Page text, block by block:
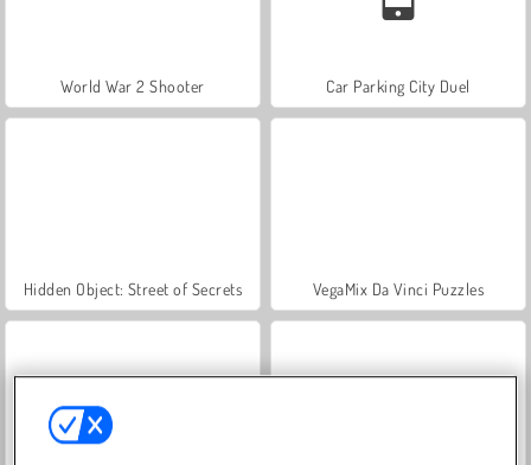
World War 2 Shooter Car Parking City Duel
Hidden Object: Street of Secrets VegaMix Da Vinci Puzzles